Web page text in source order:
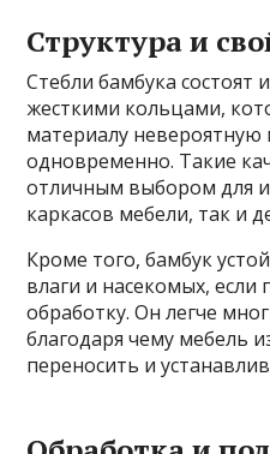
Структура и
Стебли бамбука состоят
жесткими кольцами,
материалу невероятную
одновременно. Такие
отличным выбором для
каркасов мебели, так и
Кроме того, бамбук
влаги и насекомых,
обработку. Он легче
благодаря чему мебель
переносить и